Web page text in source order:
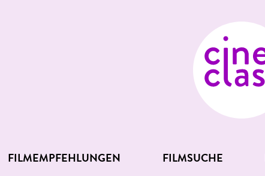
FILMEMPFEHLUNGEN FILMSUCHE